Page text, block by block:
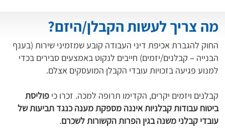
החוק להגברת אכיפת דיני העבודה קובע שמזמיני שירות (בענף
הבנייה – קבלנים/יזמים) חייבים לנקוט באמצעים סבירים בכדי
למנוע פגיעה בזכויות עובדי הקבלן המועסקים אצלם.
קבלנים ויזמים יקרים, הקדימו תרופה למכה. זכרו כיפוליסת
ביטוח עבודות קבלניות איננה מספקת מענה כנגד תביעות של
עובדי קבלני משנה בגין הפרות הקשורות לשכרם.
מה צריך לעשות הקבלן/היזם?